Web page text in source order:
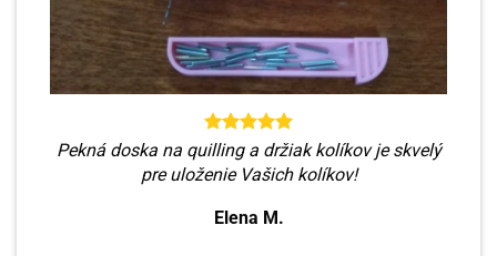
Pekná doska na quilling a držiak kolíkov je skvelý
pre uloženie Vašich kolíkov!
Elena M.